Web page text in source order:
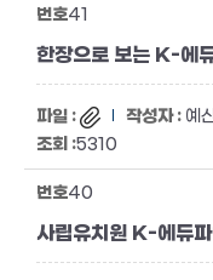
41
한장으로 보는 K-에
예
5310
40
사립유치원 K-에듀